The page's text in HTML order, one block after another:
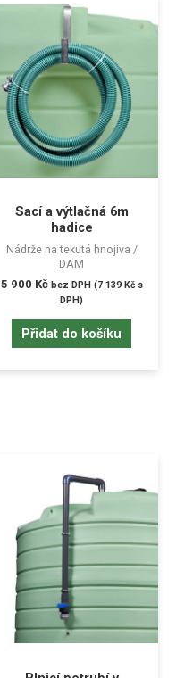
Sací a výtlačná 6m
hadice
Nádrže na tekutá hnojiva /
DAM
5 900 Kč bez DPH (7 139Kčs
DPH)
Přidat do košíku